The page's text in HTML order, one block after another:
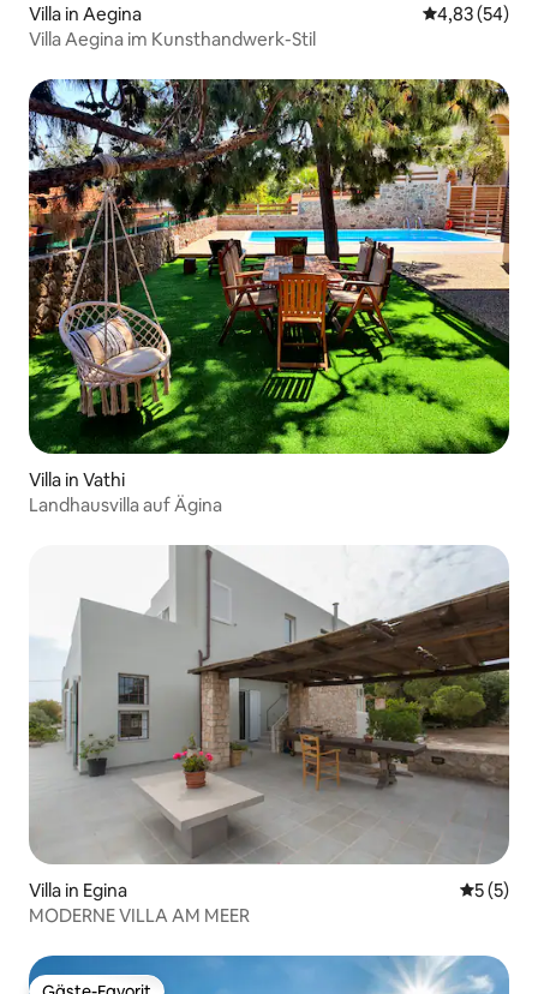
Villa in Aegina
4,83 (54)
Villa Aegina im Kunsthandwerk-Stil
Villa in Vathi
Landhausvilla auf Ägina
Villa in Egina
5 (5)
MODERNE VILLA AM MEER